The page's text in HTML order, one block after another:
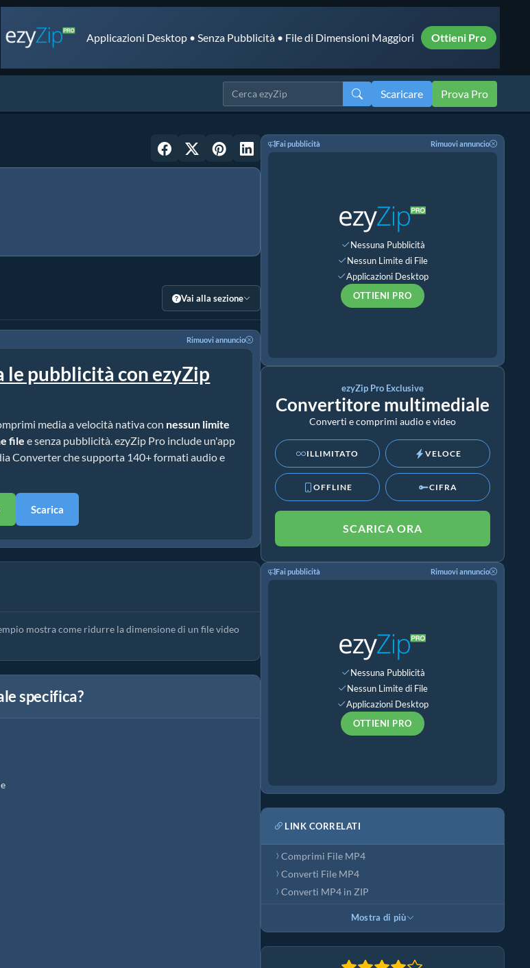
Applicazioni Desktop • Senza Pubblicità • File di Dimensioni Maggiori Ottieni Pro
Scaricare Prova Pro
Vai alla sezione
Rimuovi annuncio
le pubblicità con ezyZip
media a velocità nativa con nessun limite
file e senza pubblicità. ezyZip Pro include un'app
Converter che supporta 140+ formati audio e
Scarica
mostra come ridurre la dimensione di un file video
specifica?
Fai pubblicità Rimuovi annuncio
Nessuna Pubblicità
Nessun Limite di File
Applicazioni Desktop
OTTIENI PRO
ezyZip Pro Exclusive
Convertitore multimediale
Converti e comprimi audio e video
ILLIMITATO VELOCE
OFFLINE CIFRA
SCARICA ORA
Fai pubblicità Rimuovi annuncio
Nessuna Pubblicità
Nessun Limite di File
Applicazioni Desktop
OTTIENI PRO
LINK CORRELATI
Comprimi File MP4
Converti File MP4
Converti MP4 in ZIP
Mostra di più